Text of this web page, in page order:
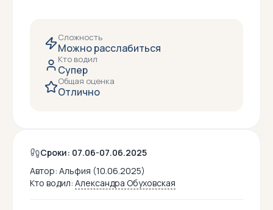
Сложность
Можно расслабиться
Кто водил
Супер
Общая оценка
Отлично
Сроки: 07.06-07.06.2025
Автор: Альфия (10.06.2025)
Кто водил: Александра Обуховская